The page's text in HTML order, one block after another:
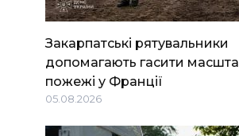
Закарпатські рятувальники
допомагають гасити
пожежі у Франції
05.08.2026